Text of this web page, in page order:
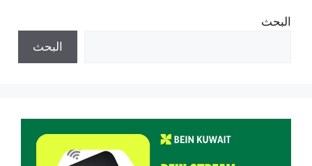
البحث
البحث